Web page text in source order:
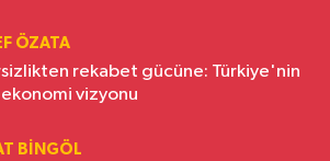
ÖZATA
rekabet gücüne: Türkiye'nin
vizyonu
BINGÖL